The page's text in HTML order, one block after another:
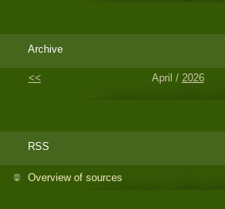
Archive
<< April / 2026
RSS
Overview of sources